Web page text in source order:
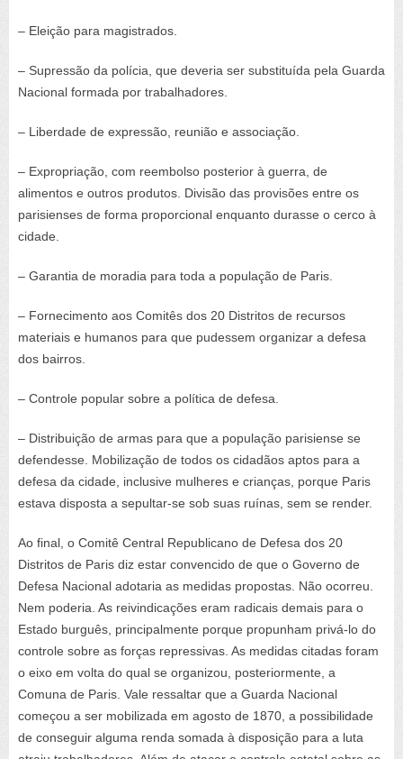
– Eleição para magistrados.
– Supressão da polícia, que deveria ser substituída pela Guarda
Nacional formada por trabalhadores.
– Liberdade de expressão, reunião e associação.
– Expropriação, com reembolso posterior à guerra, de
alimentos e outros produtos. Divisão das provisões entre os
parisienses de forma proporcional enquanto durasse o cerco à
cidade.
– Garantia de moradia para toda a população de Paris.
– Fornecimento aos Comitês dos 20 Distritos de recursos
materiais e humanos para que pudessem organizar a defesa
dos bairros.
– Controle popular sobre a política de defesa.
– Distribuição de armas para que a população parisiense se
defendesse. Mobilização de todos os cidadãos aptos para a
defesa da cidade, inclusive mulheres e crianças, porque Paris
estava disposta a sepultar-se sob suas ruínas, sem se render.
Ao final, o Comitê Central Republicano de Defesa dos 20
Distritos de Paris diz estar convencido de que o Governo de
Defesa Nacional adotaria as medidas propostas. Não ocorreu.
Nem poderia. As reivindicações eram radicais demais para o
Estado burguês, principalmente porque propunham privá-lo do
controle sobre as forças repressivas. As medidas citadas foram
o eixo em volta do qual se organizou, posteriormente, a
Comuna de Paris. Vale ressaltar que a Guarda Nacional
começou a ser mobilizada em agosto de 1870, a possibilidade
de conseguir alguma renda somada à disposição para a luta